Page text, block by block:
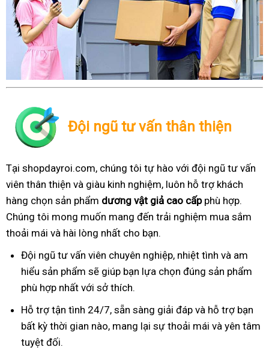
Đội ngũ tư vấn thân thiện
Tại shopdayroi.com, chúng tôi tự hào với đội ngũ tư vấn
viên thân thiện và giàu kinh nghiệm, luôn hỗ trợ khách
hàng chọn sản phẩm dương vật giả cao cấpphù hợp.
Chúng tôi mong muốn mang đến trải nghiệm mua sắm
thoải mái và hài lòng nhất cho bạn.
Đội ngũ tư vấn viên chuyên nghiệp, nhiệt tình và am
hiểu sản phẩm sẽ giúp bạn lựa chọn đúng sản phẩm
phù hợp nhất với sở thích.
Hỗ trợ tận tình 24/7, sẵn sàng giải đáp và hỗ trợ bạn
bất kỳ thời gian nào, mang lại sự thoải mái và yên tâm
tuyệt đối.